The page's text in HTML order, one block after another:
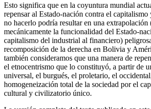
Esto significa que en la coyuntura mundial
repensar al Estado-nación contra el
no hacerlo podría resultar en una extrapolación
mecánicamente la funcionalidad del Estado-
capitalismo del industrial al financiero)
recomposición de la derecha en Bolivia y
también consideramos que una manera de
el etnocentrismo que lo constituyó, a partir de
universal, el burgués, el proletario, el
homogeneización total de la sociedad por el
cultural y civilizatorio único.